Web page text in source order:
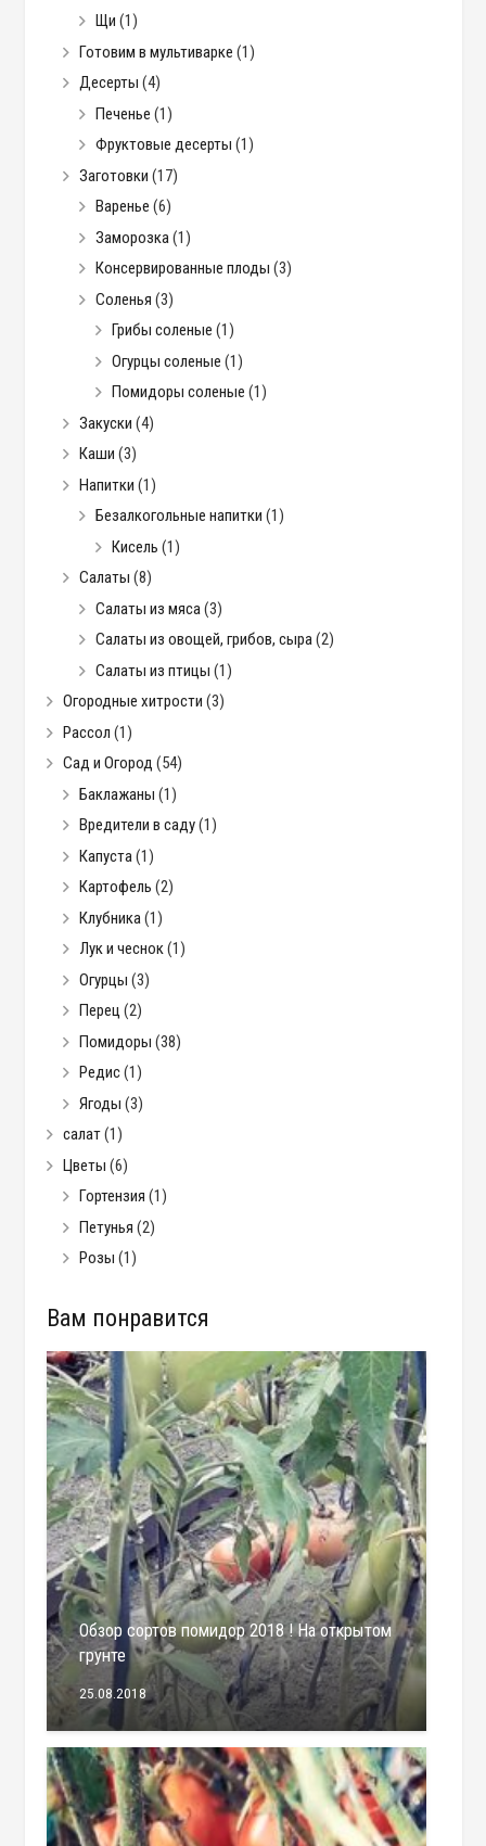
Щи (1)
Готовим в мультиварке (1)
Десерты (4)
Печенье (1)
Фруктовые десерты (1)
Заготовки (17)
Варенье (6)
Заморозка(1)
Консервированные плоды (3)
Соленья (3)
Грибы соленые (1)
Огурцы соленые (1)
Помидоры соленые (1)
Закуски (4)
Каши (3)
Напитки (1)
Безалкогольные напитки (1)
Кисель (1)
Салаты (8)
Салаты из мяса(3)
Салаты из овощей, грибов, сыра(2)
Салаты из птицы (1)
Огородные хитрости (3)
Рассол (1)
Сад и Огород (54)
Баклажаны (1)
Вредители в саду(1)
Капуста(1)
Картофель (2)
Клубника(1)
Лук и чеснок(1)
Огурцы (3)
Перец (2)
Помидоры (38)
Редис(1)
Ягоды (3)
салат(1)
Цветы (6)
Гортензия (1)
Петунья (2)
Розы (1)
Вам понравится
Обзор сортов помидор 2018 ! На открытом
грунте
25.08.2018